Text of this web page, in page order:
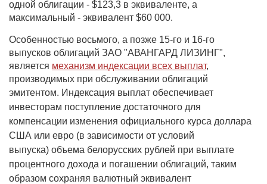
одной облигации - $123,3 в эквиваленте, а
максимальный - эквивалент $60 000.
Особенностью восьмого, а позже 15-го и 16-го
выпусков облигаций ЗАО "АВАНГАРД ЛИЗИНГ",
является механизм индексации всех выплат,
производимых при обслуживании облигаций
эмитентом. Индексация выплат обеспечивает
инвесторам поступление достаточного для
компенсации изменения официального курса доллара
США или евро (в зависимости от условий
выпуска) объема белорусских рублей при выплате
процентного дохода и погашении облигаций, таким
образом сохраняя валютный эквивалент